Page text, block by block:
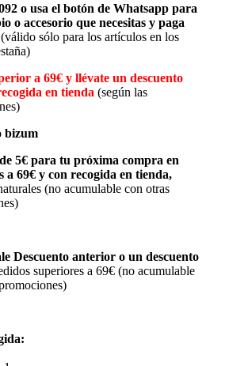
o usa el botón de Whatsapp para
o accesorio que necesitas y paga
(válido sólo para los artículos en los
a 69€ y llévate un descuento
en tienda (según las
bizum
5€ para tu próxima compra en
a 69€ y con recogida en tienda,
(no acumulable con otras
Descuento anterior o un descuento
superiores a 69€ (no acumulable